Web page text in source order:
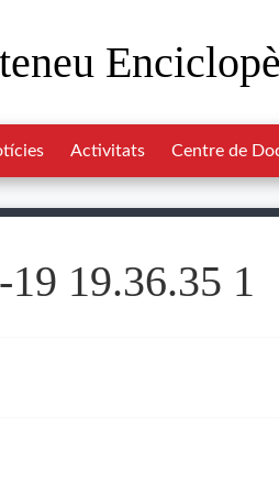
Activitats Centre de
19.36.35 1